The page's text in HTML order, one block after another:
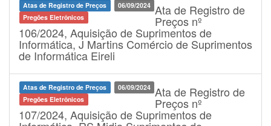
Atas de Registro de Preços
06/09/2024
Pregões Eletrônicos
Ata de Registro de
Preços nº
106/2024, Aquisição de Suprimentos de
Informática, J Martins Comércio de Suprimentos
de Informática Eireli
Atas de Registro de Preços
06/09/2024
Pregões Eletrônicos
Ata de Registro de
Preços nº
107/2024, Aquisição de Suprimentos de